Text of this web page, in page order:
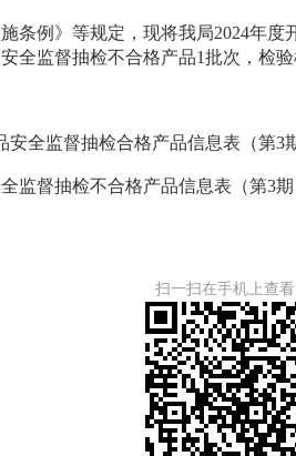
条例》等规定，现将我局2024年
全监督抽检不合格产品1批次，检
全监督抽检合格产品信息表（第3
抽检不合格产品信息表（第3期
扫一扫在手机上查